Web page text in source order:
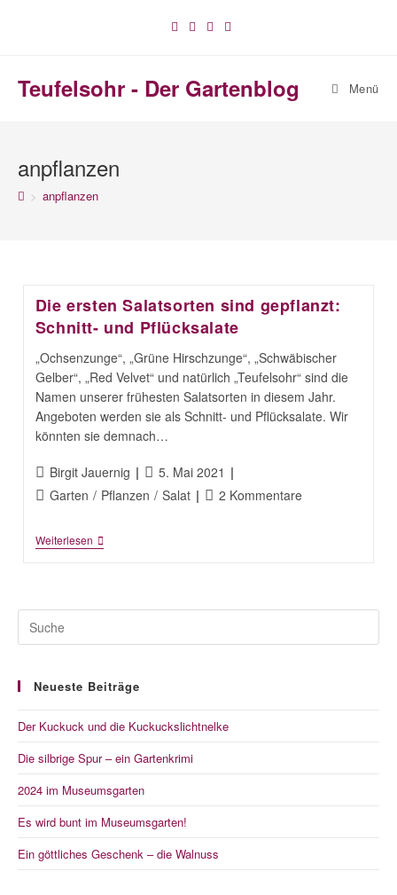
Teufelsohr - Der Gartenblog Menü
anpflanzen
> anpflanzen
Die ersten Salatsorten sind gepflanzt:
Schnitt- und Pflücksalate
„Ochsenzunge“, „Grüne Hirschzunge“, „Schwäbischer
Gelber“, „Red Velvet“ und natürlich „Teufelsohr“ sind die
Namen unserer frühesten Salatsorten in diesem Jahr.
Angeboten werden sie als Schnitt- und Pflücksalate. Wir
könnten sie demnach…
Beitrags-
Autor:
Birgit Jauernig
Beitrag
veröffentlicht:
5. Mai 2021
Beitrags-
Garten / Pflanzen / Salat
Beitrags-
2 Kommentare
WeiterlesenDie
Ersten
Schnitt-
Pflücksalate
Neueste Beiträge
Der Kuckuck und die Kuckuckslichtnelke
Die silbrige Spur – ein Gartenkrimi
2024 im Museumsgarten
Es wird bunt im Museumsgarten!
Ein göttliches Geschenk – die Walnuss